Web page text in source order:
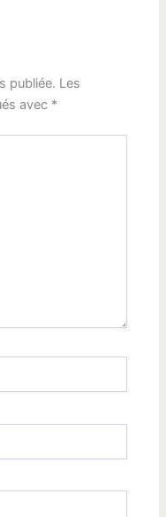
publiée. Les
avec *